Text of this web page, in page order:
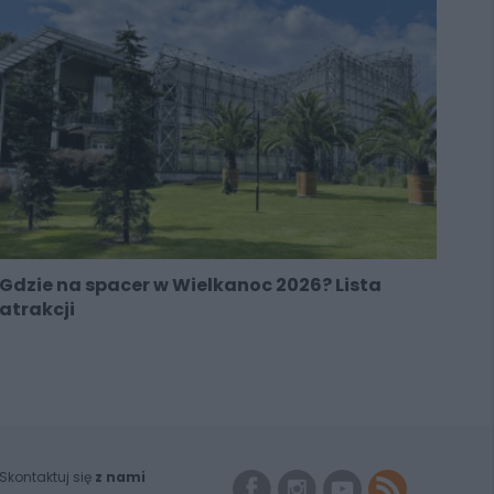
Gdzie na spacer w Wielkanoc 2026? Lista
atrakcji
Skontaktuj się z nami